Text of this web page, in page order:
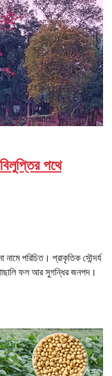
পথে
নামে পরিচিত। প্রাকৃতিক সৌন্দর্য
ফল আর সুগন্ধির জনপদ।